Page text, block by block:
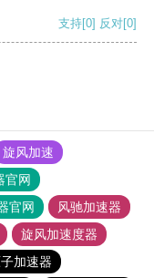
支持[0] 反对[0]
旋风加速
官网
官网
风驰加速器
旋风加速度器
加速器